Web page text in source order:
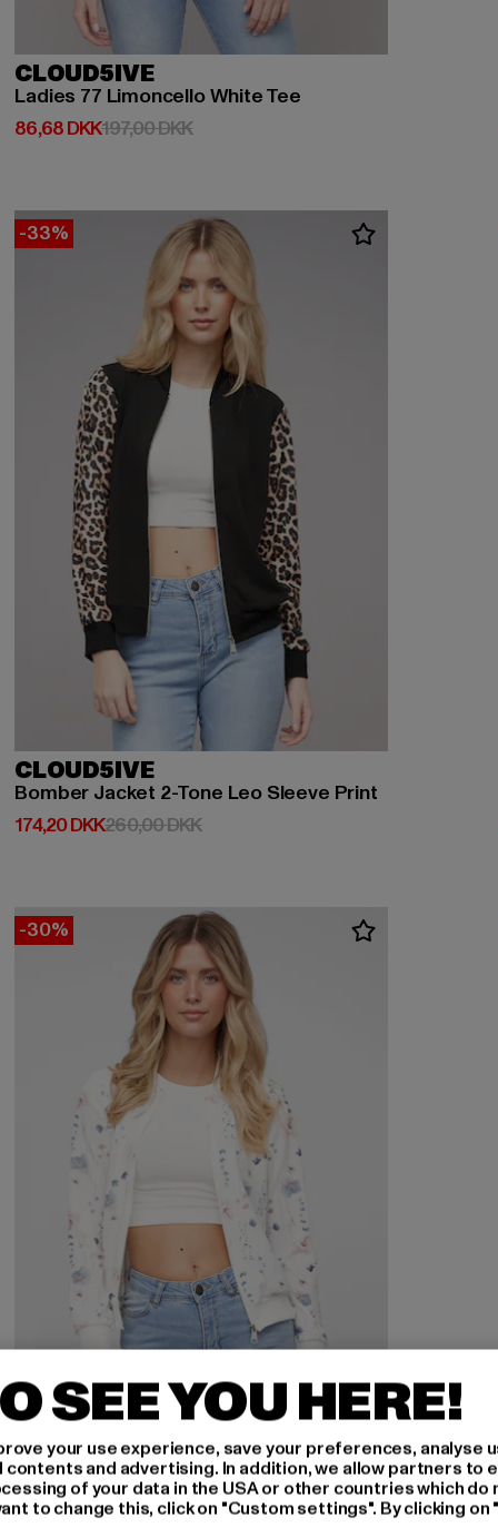
CLOUD5IVE
Ladies 77 Limoncello White Tee
86,68 DKK
Nuværende pris: 86,68 DKK
197,00 DKKKampagnepris: 197,00 DKK
-33%
CLOUD5IVE
Bomber Jacket 2-Tone Leo Sleeve Print
174,20 DKK
Nuværende pris: 174,20 DKK
260,00 DKKKampagnepris: 260,00 DKK
-30%
CLOUD5IVE
Cloud 5ive Blouson Bomber Jacket
fra137,90 DKK
Nuværende pris: Fra 137,90 DKK
197,00 DKK Kampagnepris: 197,00 DKK
SEE YOU HERE!
your use experience, save your preferences, analyse
and advertising. In addition, we allow partners to
of your data in the USA or other countries which do
to change this, click on "Custom settings". By clicking